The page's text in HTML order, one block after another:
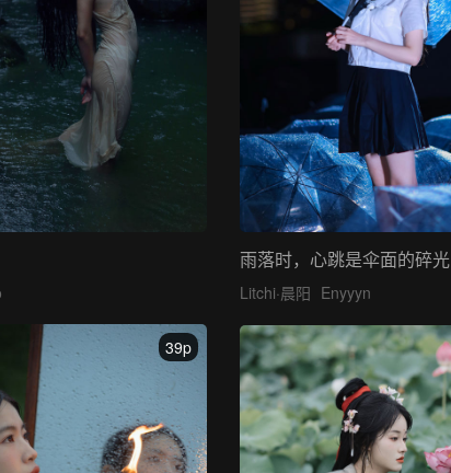
雨落时，心跳是伞面的碎光
Litchi·晨阳 Enyyyn
39p